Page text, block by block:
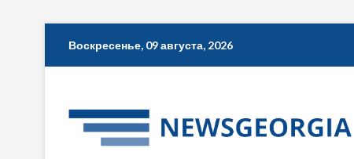
Воскресенье, 09 августа, 2026